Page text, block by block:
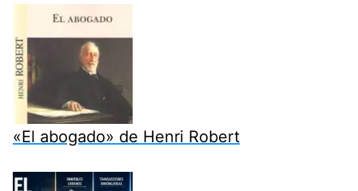
«El abogado» de Henri Robert